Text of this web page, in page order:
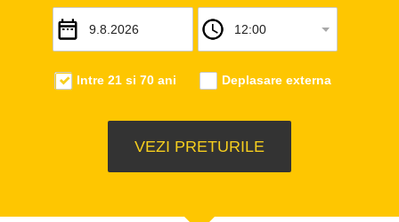
Intre 21 si 70 ani Deplasare externa